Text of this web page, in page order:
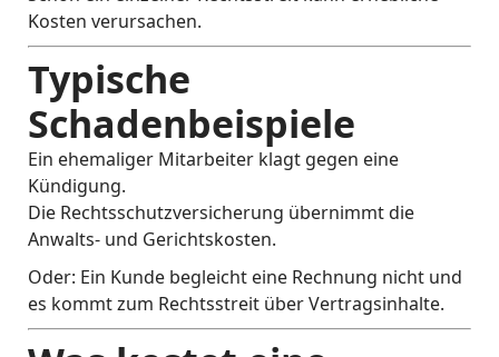
Kosten verursachen.
Typische
Schadenbeispiele
Ein ehemaliger Mitarbeiter klagt gegen eine
Kündigung.
Die Rechtsschutzversicherung übernimmt die
Anwalts- und Gerichtskosten.
Oder: Ein Kunde begleicht eine Rechnung nicht und
es kommt zum Rechtsstreit über Vertragsinhalte.